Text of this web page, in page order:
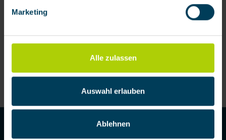
verarbeiten darf.
Marketing
Alle zulassen
Auswahl erlauben
Ablehnen